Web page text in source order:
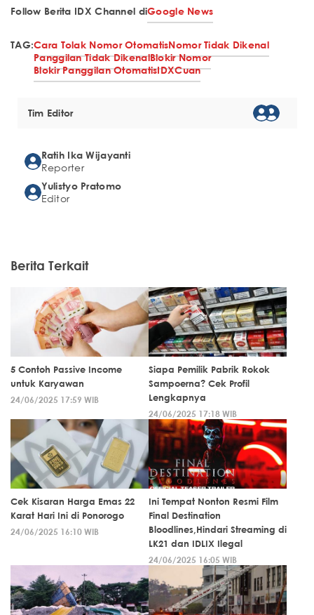
Follow Berita IDX Channel diGoogle News
TAG:Cara Tolak Nomor OtomatisNomor Tidak Dikenal
Panggilan Tidak DikenalBlokir Nomor
Blokir Panggilan OtomatisIDXCuan
Tim Editor
Ratih Ika Wijayanti
Reporter
Yulistyo Pratomo
Editor
Berita Terkait
5 Contoh Passive Income
untuk Karyawan
24/06/2025 17:59 WIB
Siapa Pemilik Pabrik Rokok
Sampoerna? Cek Profil
Lengkapnya
24/06/2025 17:18 WIB
Cek Kisaran Harga Emas 22
Karat Hari Ini di Ponorogo
24/06/2025 16:10 WIB
Ini Tempat Nonton Resmi Film
Final Destination
Bloodlines,Hindari Streaming di
LK21 dan IDLIX Ilegal
24/06/2025 16:05 WIB